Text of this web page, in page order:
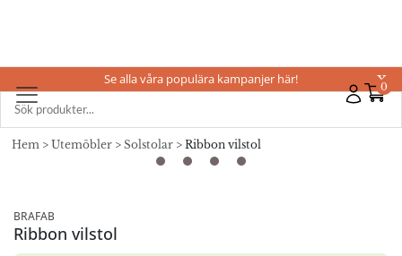
0
Se alla våra populära kampanjer här! X
Hem > Utemöbler > Solstolar > Ribbon vilstol
BRAFAB
Ribbon vilstol